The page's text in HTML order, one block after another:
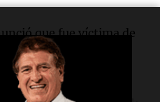
que fue víctima de
matera dejaron"